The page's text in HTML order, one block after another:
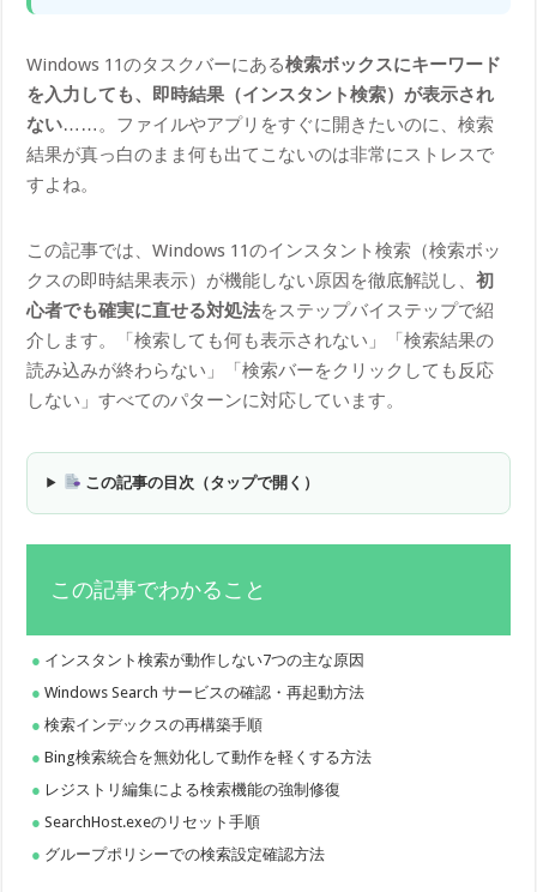
Windows 11のタスクバーにある検索ボックスにキーワード
を入力しても、即時結果（インスタント検索）が表示され
ない……。ファイルやアプリをすぐに開きたいのに、検索
結果が真っ白のまま何も出てこないのは非常にストレスで
すよね。
この記事では、Windows 11のインスタント検索（検索ボッ
クスの即時結果表示）が機能しない原因を徹底解説し、初
心者でも確実に直せる対処法をステップバイステップで紹
介します。「検索しても何も表示されない」「検索結果の
読み込みが終わらない」「検索バーをクリックしても反応
しない」すべてのパターンに対応しています。
この記事の目次（タップで開く）
この記事でわかること
インスタント検索が動作しない7つの主な原因
Windows Search サービスの確認・再起動方法
検索インデックスの再構築手順
Bing検索統合を無効化して動作を軽くする方法
レジストリ編集による検索機能の強制修復
SearchHost.exeのリセット手順
グループポリシーでの検索設定確認方法